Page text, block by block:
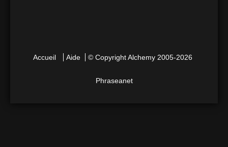
Accueil Aide © CopyrightAlchemy 2005-2026
Phraseanet